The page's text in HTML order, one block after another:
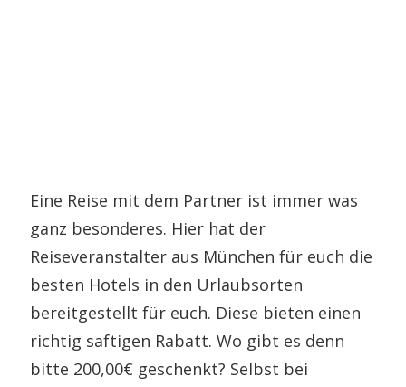
Eine Reise mit dem Partner ist immer was
ganz besonderes. Hier hat der
Reiseveranstalter aus München für euch die
besten Hotels in den Urlaubsorten
bereitgestellt für euch. Diese bieten einen
richtig saftigen Rabatt. Wo gibt es denn
bitte 200,00€ geschenkt? Selbst bei